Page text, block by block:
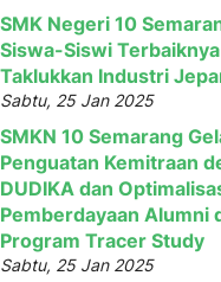
SMK Negeri 10
Siswa-Siswi
Taklukkan Industri
Sabtu, 25 Jan 2025
SMKN 10 Semarang
Penguatan Kemitraan
DUDIKA dan
Pemberdayaan Alumni
Program Tracer Study
Sabtu, 25 Jan 2025